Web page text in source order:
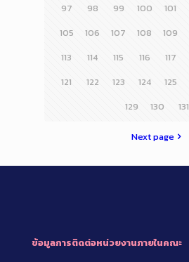
97
98 99 100 101
105
106 107 108 109
113
114 115 116 117
121
122 123 124 125
129
130 131
Next page
ข้อมูลการติดต่อหน่วยงานภายในคณะ